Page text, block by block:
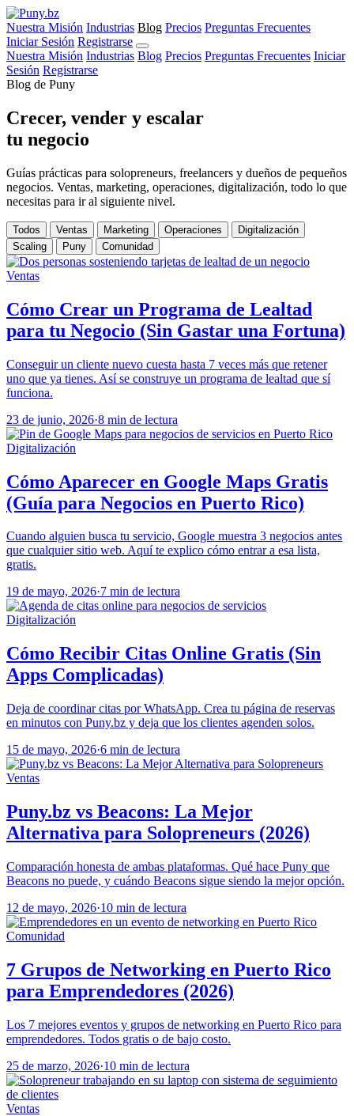
Nuestra Misión Industrias Blog Precios Preguntas Frecuentes
Iniciar Sesión Registrarse
Nuestra Misión Industrias Blog Precios Preguntas Frecuentes Iniciar
Sesión Registrarse
Blog de Puny
Crecer, vender y escalar
tu negocio
Guías prácticas para solopreneurs, freelancers y dueños de pequeños
negocios. Ventas, marketing, operaciones, digitalización, todo lo que
necesitas para ir al siguiente nivel.
Todos Ventas Marketing Operaciones
Digitalización
Scaling
Puny Comunidad
Ventas
Cómo Crear un Programa de Lealtad
para tu Negocio (Sin Gastar una Fortuna)
Conseguir un cliente nuevo cuesta hasta 7 veces más que retener
uno que ya tienes. Así se construye un programa de lealtad que sí
funciona.
23 de junio, 2026·8 min de lectura
Digitalización
Cómo Aparecer en Google Maps Gratis
(Guía para Negocios en Puerto Rico)
Cuando alguien busca tu servicio, Google muestra 3 negocios antes
que cualquier sitio web. Aquí te explico cómo entrar a esa lista,
gratis.
19 de mayo, 2026·7 min de lectura
Digitalización
Cómo Recibir Citas Online Gratis (Sin
Apps Complicadas)
Deja de coordinar citas por WhatsApp. Crea tu página de reservas
en minutos con Puny.bz y deja que los clientes agenden solos.
15 de mayo, 2026·6 min de lectura
Ventas
Puny.bz vs Beacons: La Mejor
Alternativa para Solopreneurs (2026)
Comparación honesta de ambas plataformas. Qué hace Puny que
Beacons no puede, y cuándo Beacons sigue siendo la mejor opción.
12 de mayo, 2026·10 min de lectura
Comunidad
7 Grupos de Networking en Puerto Rico
para Emprendedores (2026)
Los 7 mejores eventos y grupos de networking en Puerto Rico para
emprendedores. Todos gratis o de bajo costo.
25 de marzo, 2026·10 min de lectura
Ventas